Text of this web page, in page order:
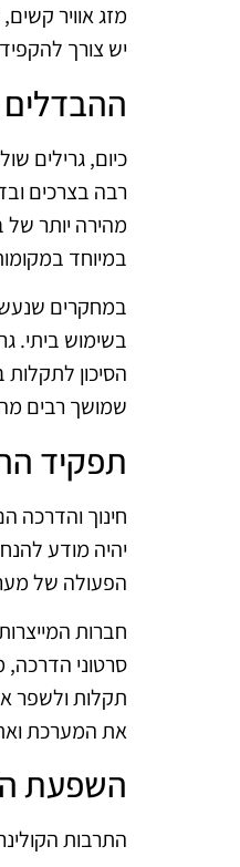
מזג אוויר
יש צורך
ההבדלים
כיום, גרילים
רבה בצרכים
מהירה יותר של
במיוחד
במחקרים
בשימוש ביתי.
הסיכון
שמושך רבים
תפקיד
חינוך והדרכה
יהיה מודע
הפעולה של
חברות
סרטוני הדרכה,
תקלות ולשפר
את המערכת
השפעת
התרבות